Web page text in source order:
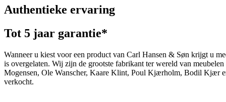
Authentieke ervaring
Tot 5 jaar garantie*
Wanneer u kiest voor een product van Carl Hansen & Søn krijgt u
is overgelaten. Wij zijn de grootste fabrikant ter wereld van
Mogensen, Ole Wanscher, Kaare Klint, Poul Kjærholm, Bodil Kjær
verkocht.